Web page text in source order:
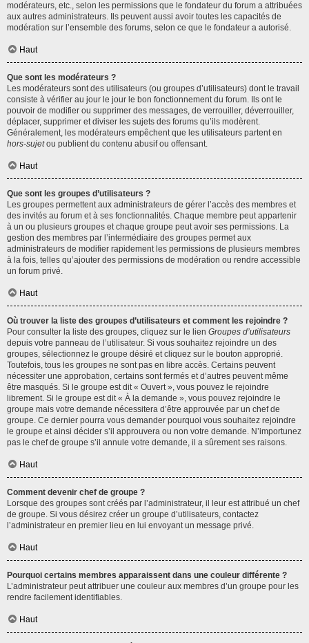
modérateurs, etc., selon les permissions que le fondateur du forum a attribuées
aux autres administrateurs. Ils peuvent aussi avoir toutes les capacités de
modération sur l’ensemble des forums, selon ce que le fondateur a autorisé.
Haut
Que sont les modérateurs ?
Les modérateurs sont des utilisateurs (ou groupes d’utilisateurs) dont le travail
consiste à vérifier au jour le jour le bon fonctionnement du forum. Ils ont le
pouvoir de modifier ou supprimer des messages, de verrouiller, déverrouiller,
déplacer, supprimer et diviser les sujets des forums qu’ils modèrent.
Généralement, les modérateurs empêchent que les utilisateurs partent en
hors-sujetou publient du contenu abusif ou offensant.
Haut
Que sont les groupes d’utilisateurs ?
Les groupes permettent aux administrateurs de gérer l’accès des membres et
des invités au forum et à ses fonctionnalités. Chaque membre peut appartenir
à un ou plusieurs groupes et chaque groupe peut avoir ses permissions. La
gestion des membres par l’intermédiaire des groupes permet aux
administrateurs de modifier rapidement les permissions de plusieurs membres
à la fois, telles qu’ajouter des permissions de modération ou rendre accessible
un forum privé.
Haut
Où trouver la liste des groupes d’utilisateurs et comment les rejoindre ?
Pour consulter la liste des groupes, cliquez sur le lien Groupes d’utilisateurs
depuis votre panneau de l’utilisateur. Si vous souhaitez rejoindre un des
groupes, sélectionnez le groupe désiré et cliquez sur le bouton approprié.
Toutefois, tous les groupes ne sont pas en libre accès. Certains peuvent
nécessiter une approbation, certains sont fermés et d’autres peuvent même
être masqués. Si le groupe est dit « Ouvert », vous pouvez le rejoindre
librement. Si le groupe est dit « À la demande », vous pouvez rejoindre le
groupe mais votre demande nécessitera d’être approuvée par un chef de
groupe. Ce dernier pourra vous demander pourquoi vous souhaitez rejoindre
le groupe et ainsi décider s’il approuvera ou non votre demande. N’importunez
pas le chef de groupe s’il annule votre demande, il a sûrement ses raisons.
Haut
Comment devenir chef de groupe ?
Lorsque des groupes sont créés par l’administrateur, il leur est attribué un chef
de groupe. Si vous désirez créer un groupe d’utilisateurs, contactez
l’administrateur en premier lieu en lui envoyant un message privé.
Haut
Pourquoi certains membres apparaissent dans une couleur différente ?
L’administrateur peut attribuer une couleur aux membres d’un groupe pour les
rendre facilement identifiables.
Haut